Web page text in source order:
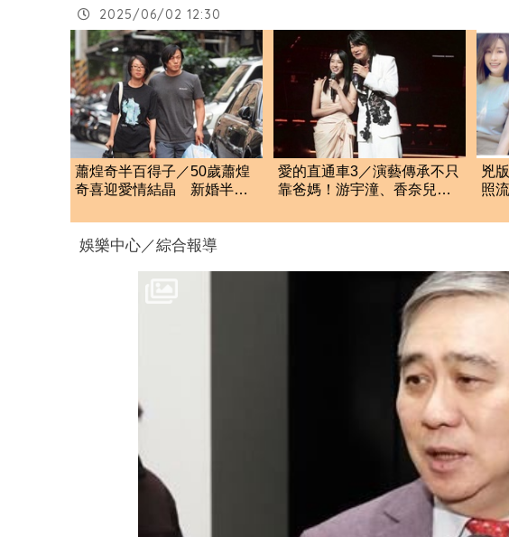
2025/06/02 12:30
蕭煌奇半百得子／50歲蕭煌
奇喜迎愛情結晶 新婚半年
愛的直通車3／演藝傳承不只
靠爸媽！游宇潼、香奈兒、
兇
照
娛樂中心／綜合報導